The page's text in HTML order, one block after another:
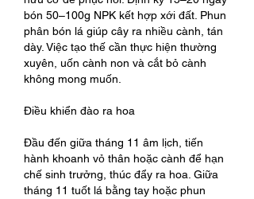
bón 50–100g NPK kết hợp xới đất. Phun
phân bón lá giúp cây ra nhiều cành, tán
dày. Việc tạo thế cần thực hiện thường
xuyên, uốn cành non và cắt bỏ cành
không mong muốn.
Điều khiển đào ra hoa
Đầu đến giữa tháng 11 âm lịch, tiến
hành khoanh vỏ thân hoặc cành để hạn
chế sinh trưởng, thúc đẩy ra hoa. Giữa
tháng 11 tuốt lá bằng tay hoặc phun